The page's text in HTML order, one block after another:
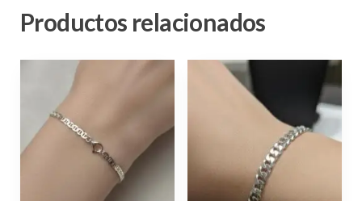
Productos relacionados